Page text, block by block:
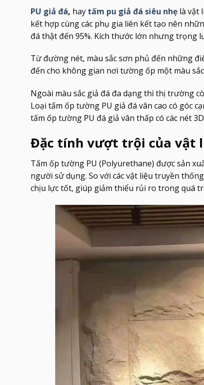
PU giả đá, hay tấm pu giả đá siêu nhẹ là vật
kết hợp cùng các phụ gia liên kết tạo nên
đá thật đến 95%. Kích thước lớn nhưng trọng
Từ đường nét, màu sắc sơn phủ đến những
đến cho không gian nơi tường ốp một màu
Ngoài màu sắc giả đá đa dạng thì thị trường
Loại tấm ốp tường PU giả đá vân cao có góc
tấm ốp tường PU đá giả vân thấp có các nét
Đặc tính vượt trội của vật
Tấm ốp tường PU (Polyurethane) được sản
người sử dụng. So với các vật liệu truyền
chịu lực tốt, giúp giảm thiểu rủi ro trong quá